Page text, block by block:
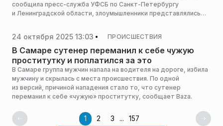
сообщила пресс-служба УФСБ по Санкт-Петербургу
и Ленинградской области, злоумышленники представлялись
24 октября 2025 13:03 ПРОИСШЕСТВИЯ
В Самаре сутенер переманил к себе чужую
проститутку и поплатился за это
В Самаре группа мужчин напала на водителя на дороге, избила
мужчину и скрылась с места происшествия. По одной
из версий, причиной нападения стало то, что сутенер
переманил к себе «чужую» проститутку, сообщает Baza.
1 2 3 ... 157